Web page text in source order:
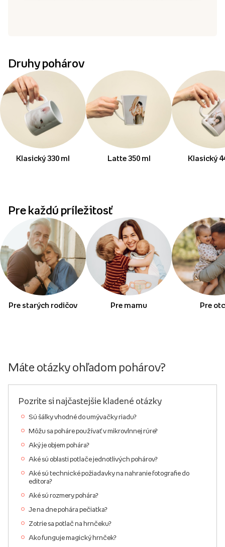
Druhy pohárov
Klasický 330 ml Latte 350 ml Klasický
Pre každú príležitosť
Pre starých rodičov Pre mamu Pre
Máte otázky ohľadom pohárov?
Pozrite si najčastejšie kladené otázky
Sú šálky vhodné do umývačky riadu?
Môžu sa poháre používať v mikrovlnnej rúre?
Aký je objem pohára?
Aké sú oblasti potlače jednotlivých pohárov?
Aké sú technické požiadavky na nahranie fotografie do
editora?
Aké sú rozmery pohára?
Je na dne pohára pečiatka?
Zotrie sa potlač na hrnčeku?
Ako funguje magický hrnček?